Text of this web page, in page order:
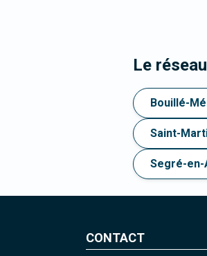
Le
Bouillé-
Saint-
Segré-en-
CONTACT